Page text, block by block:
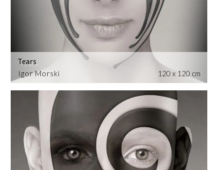
Igor Morski
Tears
120 x 120 cm